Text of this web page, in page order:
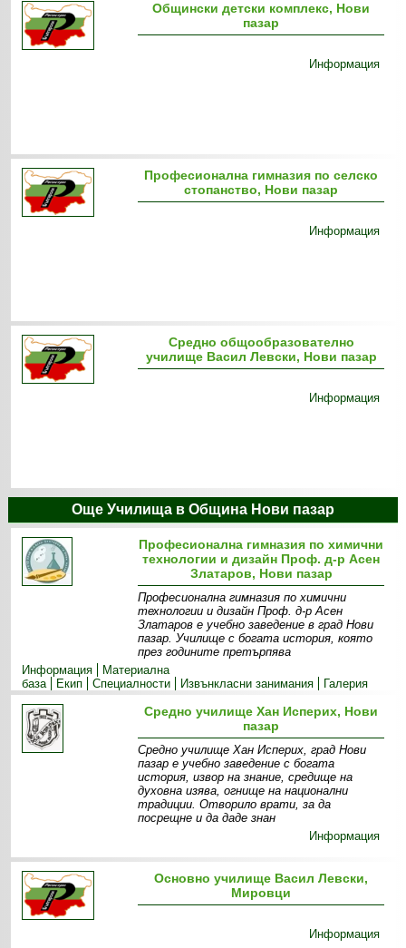
Общински детски комплекс, Нови
пазар
Информация
Професионална гимназия по селско
стопанство, Нови пазар
Информация
Средно общообразователно
училище Васил Левски, Нови пазар
Информация
Още Училища в Община Нови пазар
Професионална гимназия по химични
технологии и дизайн Проф. д-р Асен
Златаров, Нови пазар
Професионална гимназия по химични
технологии и дизайн Проф. д-р Асен
Златаров е учебно заведение в град Нови
пазар. Училище с богата история, която
през годините претърпява
Информация
Материална
база
Екип Специалности Извънкласни занимания Галерия
Средно училище Хан Исперих, Нови
пазар
Средно училище Хан Исперих, град Нови
пазар е учебно заведение с богата
история, извор на знание, средище на
духовна изява, огнище на национални
традиции. Отворило врати, за да
посрещне и да даде знан
Информация
Основно училище Васил Левски,
Мировци
Информация